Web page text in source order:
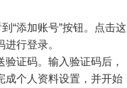
“添加账号”按钮。点击这
行登录。
验证码。输入验证码后，
成个人资料设置，并开始